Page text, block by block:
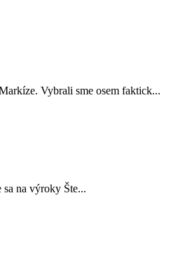
Vybrali sme osem faktick...
na výroky Šte...